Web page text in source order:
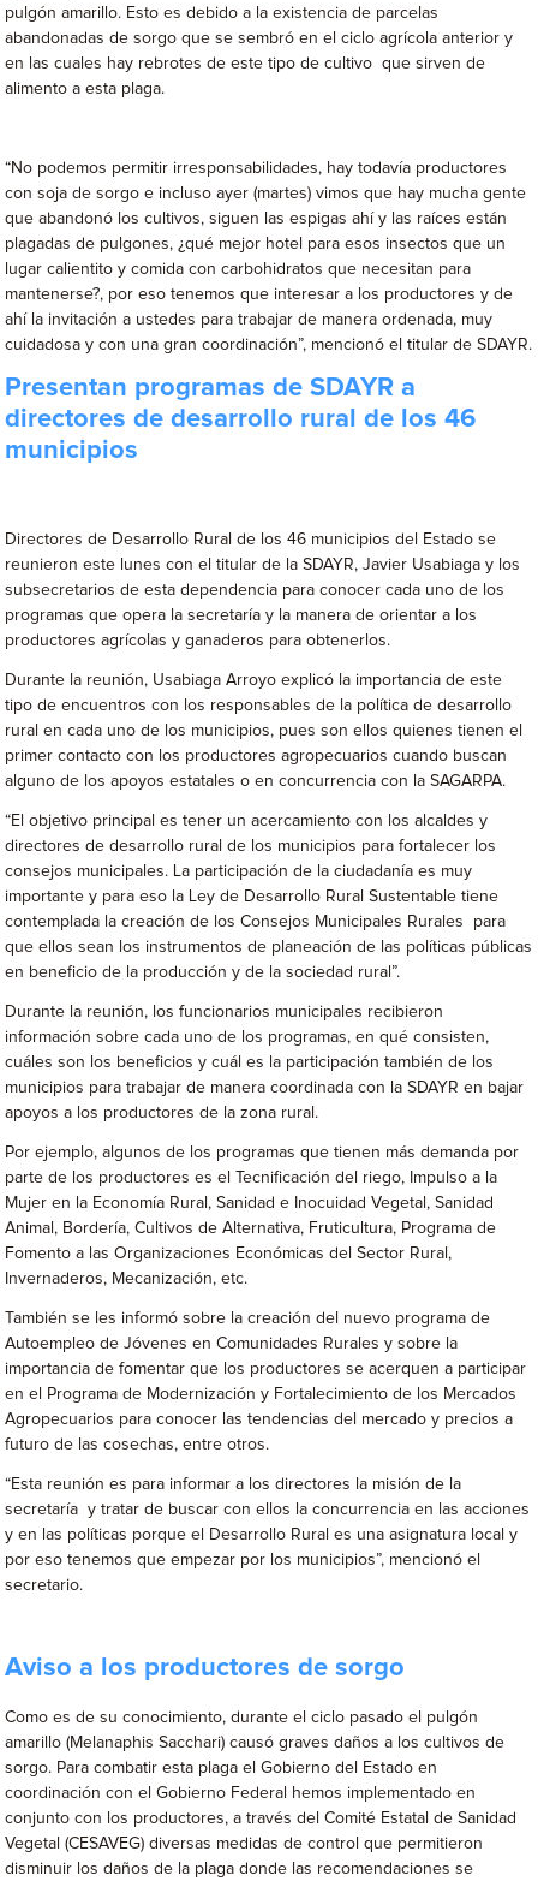
pulgón amarillo. Esto es debido a la existencia de parcelas
abandonadas de sorgo que se sembró en el ciclo agrícola anterior y
en las cuales hay rebrotes de este tipo de cultivo que sirven de
alimento a esta plaga.
“No podemos permitir irresponsabilidades, hay todavía productores
con soja de sorgo e incluso ayer (martes) vimos que hay mucha gente
que abandonó los cultivos, siguen las espigas ahí y las raíces están
plagadas de pulgones, ¿qué mejor hotel para esos insectos que un
lugar calientito y comida con carbohidratos que necesitan para
mantenerse?, por eso tenemos que interesar a los productores y de
ahí la invitación a ustedes para trabajar de manera ordenada, muy
cuidadosa y con una gran coordinación”, mencionó el titular de SDAYR.
Presentan programas de SDAYR a
directores de desarrollo rural de los 46
municipios
Directores de Desarrollo Rural de los 46 municipios del Estado se
reunieron este lunes con el titular de la SDAYR, Javier Usabiaga y los
subsecretarios de esta dependencia para conocer cada uno de los
programas que opera la secretaría y la manera de orientar a los
productores agrícolas y ganaderos para obtenerlos.
Durante la reunión, Usabiaga Arroyo explicó la importancia de este
tipo de encuentros con los responsables de la política de desarrollo
rural en cada uno de los municipios, pues son ellos quienes tienen el
primer contacto con los productores agropecuarios cuando buscan
alguno de los apoyos estatales o en concurrencia con la SAGARPA.
“El objetivo principal es tener un acercamiento con los alcaldes y
directores de desarrollo rural de los municipios para fortalecer los
consejos municipales. La participación de la ciudadanía es muy
importante y para eso la Ley de Desarrollo Rural Sustentable tiene
contemplada la creación de los Consejos Municipales Rurales para
que ellos sean los instrumentos de planeación de las políticas públicas
en beneficio de la producción y de la sociedad rural”.
Durante la reunión, los funcionarios municipales recibieron
información sobre cada uno de los programas, en qué consisten,
cuáles son los beneficios y cuál es la participación también de los
municipios para trabajar de manera coordinada con la SDAYR en bajar
apoyos a los productores de la zona rural.
Por ejemplo, algunos de los programas que tienen más demanda por
parte de los productores es el Tecnificación del riego, Impulso a la
Mujer en la Economía Rural, Sanidad e Inocuidad Vegetal, Sanidad
Animal, Bordería, Cultivos de Alternativa, Fruticultura, Programa de
Fomento a las Organizaciones Económicas del Sector Rural,
Invernaderos, Mecanización, etc.
También se les informó sobre la creación del nuevo programa de
Autoempleo de Jóvenes en Comunidades Rurales y sobre la
importancia de fomentar que los productores se acerquen a participar
en el Programa de Modernización y Fortalecimiento de los Mercados
Agropecuarios para conocer las tendencias del mercado y precios a
futuro de las cosechas, entre otros.
“Esta reunión es para informar a los directores la misión de la
secretaría y tratar de buscar con ellos la concurrencia en las acciones
y en las políticas porque el Desarrollo Rural es una asignatura local y
por eso tenemos que empezar por los municipios”, mencionó el
secretario.
Aviso a los productores de sorgo
Como es de su conocimiento, durante el ciclo pasado el pulgón
amarillo (Melanaphis Sacchari) causó graves daños a los cultivos de
sorgo. Para combatir esta plaga el Gobierno del Estado en
coordinación con el Gobierno Federal hemos implementado en
conjunto con los productores, a través del Comité Estatal de Sanidad
Vegetal (CESAVEG) diversas medidas de control que permitieron
disminuir los daños de la plaga donde las recomendaciones se